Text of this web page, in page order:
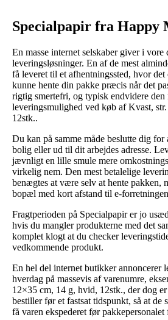
Specialpapir fra Happy
En masse internet selskaber giver i vore
leveringsløsninger. En af de mest
få leveret til et afhentningssted, hvor
kunne hente din pakke præcis når det
rigtig smertefri, og typisk endvidere den
leveringsmulighed ved køb af Kvast,
12stk..
Du kan på samme måde beslutte dig
bolig eller ud til dit arbejdes adresse.
jævnligt en lille smule mere
virkelig nem. Den mest betalelige
benægtes at være selv at hente pakken,
bopæl med kort afstand til e-
Fragtperioden på Specialpapir er jo
hvis du mangler produkterne med det
komplet klogt at du checker
vedkommende produkt.
En hel del internet butikker annoncerer
hverdag på massevis af varenumre,
12×35 cm, 14 g, hvid, 12stk., der dog
bestiller før et fastsat tidspunkt, så at de
få varen ekspederet før pakkepersonalet